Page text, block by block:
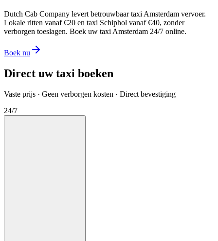
Dutch Cab Company levert betrouwbaar taxi Amsterdam vervoer.
Lokale ritten vanaf €20 en taxi Schiphol vanaf €40, zonder
verborgen toeslagen. Boek uw taxi Amsterdam 24/7 online.
Boek nu
Direct uw taxi boeken
Vaste prijs · Geen verborgen kosten · Direct bevestiging
24/7